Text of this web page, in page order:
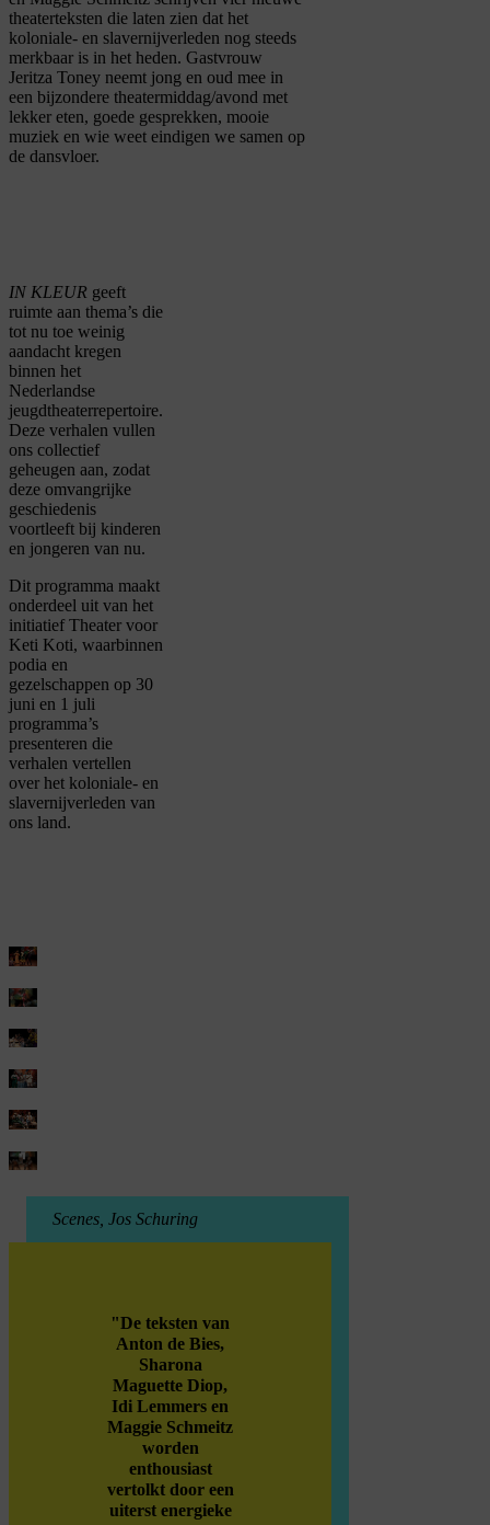
theaterteksten die laten zien dat het
koloniale- en slavernijverleden nog steeds
merkbaar is in het heden. Gastvrouw
Jeritza Toney neemt jong en oud mee in
een bijzondere theatermiddag/avond met
lekker eten, goede gesprekken, mooie
muziek en wie weet eindigen we samen op
de dansvloer.
IN KLEUR geeft
ruimte aan thema’s die
tot nu toe weinig
aandacht kregen
binnen het
Nederlandse
jeugdtheaterrepertoire.
Deze verhalen vullen
ons collectief
geheugen aan, zodat
deze omvangrijke
geschiedenis
voortleeft bij kinderen
en jongeren van nu.
Dit programma maakt
onderdeel uit van het
initiatief Theater voor
Keti Koti, waarbinnen
podia en
gezelschappen op 30
juni en 1 juli
programma’s
presenteren die
verhalen vertellen
over het koloniale- en
slavernijverleden van
ons land.
Scenes, Jos Schuring
"De teksten van
Anton de Bies,
Sharona
Maguette Diop,
Idi Lemmers en
Maggie Schmeitz
worden
enthousiast
vertolkt door een
uiterst energieke